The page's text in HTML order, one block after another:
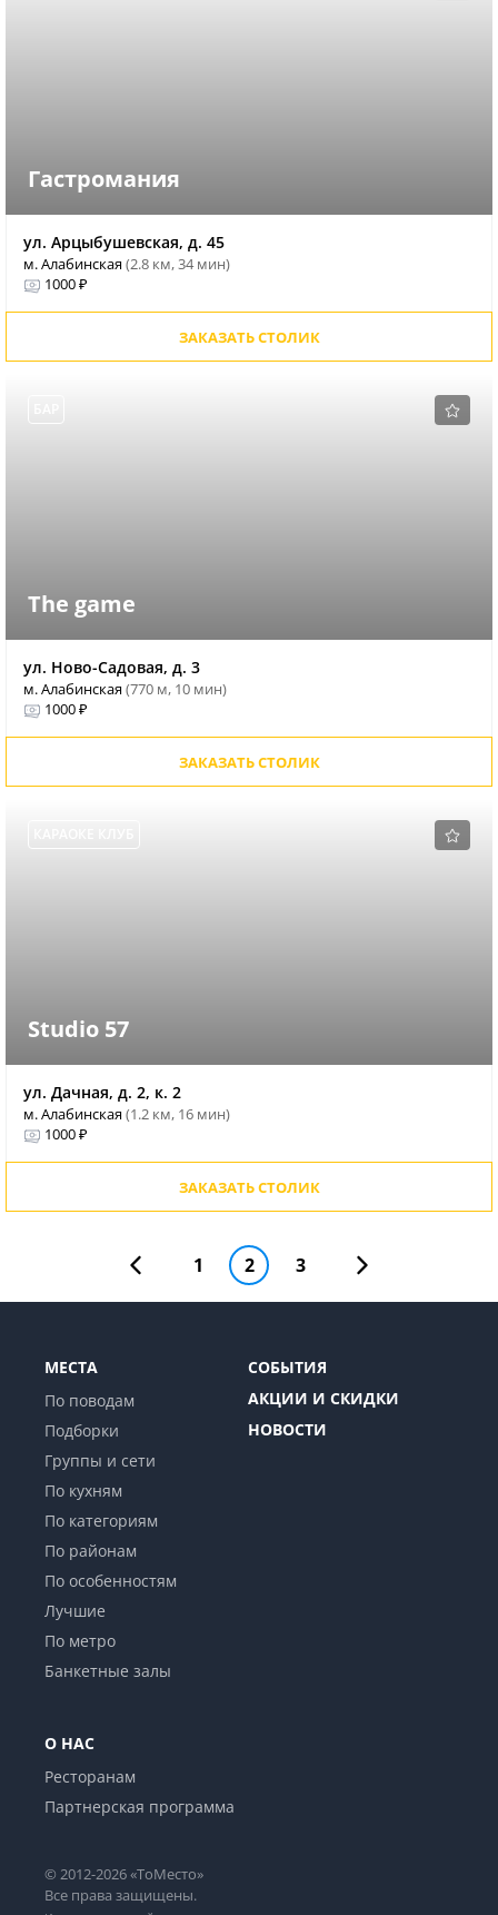
Гастромания
ул. Арцыбушевская, д. 45
м. Алабинская(2.8 км, 34 мин)
1000 ₽
ЗАКАЗАТЬ СТОЛИК
The game
ул. Ново-Садовая, д. 3
м. Алабинская(770 м, 10 мин)
1000 ₽
ЗАКАЗАТЬ СТОЛИК
Studio 57
ул. Дачная, д. 2, к. 2
м. Алабинская(1.2 км, 16 мин)
1000 ₽
ЗАКАЗАТЬ СТОЛИК
1 2 3
МЕСТА
По поводам
Подборки
Группы и сети
По кухням
По категориям
По районам
По особенностям
Лучшие
По метро
Банкетные залы
СОБЫТИЯ
АКЦИИ И СКИДКИ
НОВОСТИ
О НАС
Ресторанам
Партнерская программа
© 2012-2026 «ТоМесто»
Все права защищены.